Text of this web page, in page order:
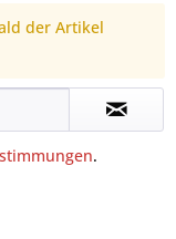
der Artikel
.